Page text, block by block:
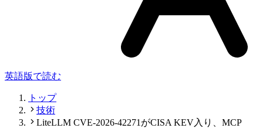
英語版で読む
トップ
技術
LiteLLM CVE-2026-42271がCISA KEV入り、MCP